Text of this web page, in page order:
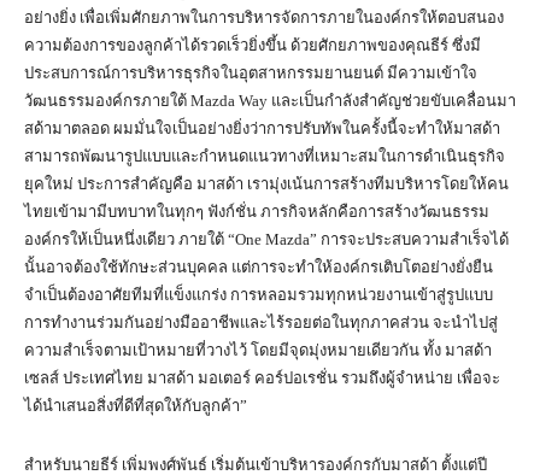
อย่างยิ่ง เพื่อเพิ่มศักยภาพในการบริหารจัดการภายในองค์กรให้ตอบสนอง
ความต้องการของลูกค้าได้รวดเร็วยิ่งขึ้น ด้วยศักยภาพของคุณธีร์ ซึ่งมี
ประสบการณ์การบริหารธุรกิจในอุตสาหกรรมยานยนต์ มีความเข้าใจ
วัฒนธรรมองค์กรภายใต้ Mazda Way และเป็นกำลังสำคัญช่วยขับเคลื่อนมา
สด้ามาตลอด ผมมั่นใจเป็นอย่างยิ่งว่าการปรับทัพในครั้งนี้จะทำให้มาสด้า
สามารถพัฒนารูปแบบและกำหนดแนวทางที่เหมาะสมในการดำเนินธุรกิจ
ยุคใหม่ ประการสำคัญคือ มาสด้า เรามุ่งเน้นการสร้างทีมบริหารโดยให้คน
ไทยเข้ามามีบทบาทในทุกๆ ฟังก์ชั่น ภารกิจหลักคือการสร้างวัฒนธรรม
องค์กรให้เป็นหนึ่งเดียว ภายใต้ “One Mazda” การจะประสบความสำเร็จได้
นั้นอาจต้องใช้ทักษะส่วนบุคคล แต่การจะทำให้องค์กรเติบโตอย่างยั่งยืน
จำเป็นต้องอาศัยทีมที่แข็งแกร่ง การหลอมรวมทุกหน่วยงานเข้าสู่รูปแบบ
การทำงานร่วมกันอย่างมืออาชีพและไร้รอยต่อในทุกภาคส่วน จะนำไปสู่
ความสำเร็จตามเป้าหมายที่วางไว้ โดยมีจุดมุ่งหมายเดียวกัน ทั้ง มาสด้า
เซลส์ ประเทศไทย มาสด้า มอเตอร์ คอร์ปอเรชั่น รวมถึงผู้จำหน่าย เพื่อจะ
ได้นำเสนอสิ่งที่ดีที่สุดให้กับลูกค้า”
สำหรับนายธีร์ เพิ่มพงศ์พันธ์ เริ่มต้นเข้าบริหารองค์กรกับมาสด้า ตั้งแต่ปี